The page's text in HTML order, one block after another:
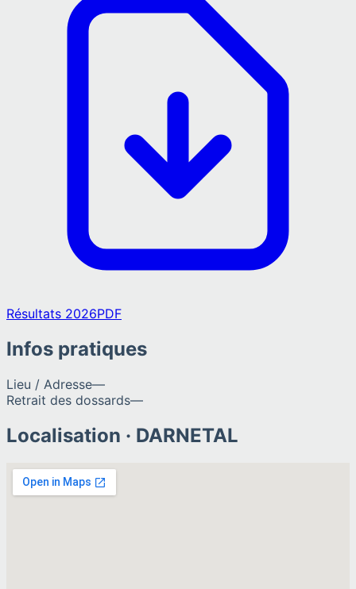
Résultats 2026PDF
Infos pratiques
Lieu / Adresse—
Retrait des dossards—
Localisation · DARNETAL